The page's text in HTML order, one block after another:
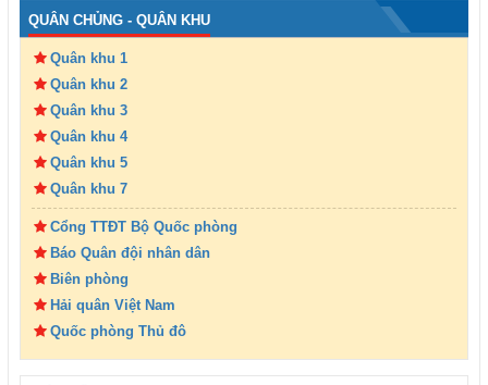
QUÂN CHỦNG - QUÂN KHU
Quân khu 1
Quân khu 2
Quân khu 3
Quân khu 4
Quân khu 5
Quân khu 7
Cổng TTĐT Bộ Quốc phòng
Báo Quân đội nhân dân
Biên phòng
Hải quân Việt Nam
Quốc phòng Thủ đô